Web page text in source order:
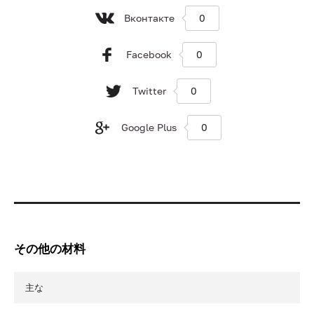
Вконтакте 0
Facebook 0
Twitter 0
Google Plus 0
その他の材料
主な